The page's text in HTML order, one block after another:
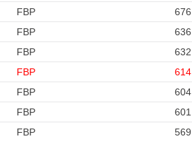
FBP
676
FBP
636
FBP
632
FBP
614
FBP
604
FBP
601
FBP 569